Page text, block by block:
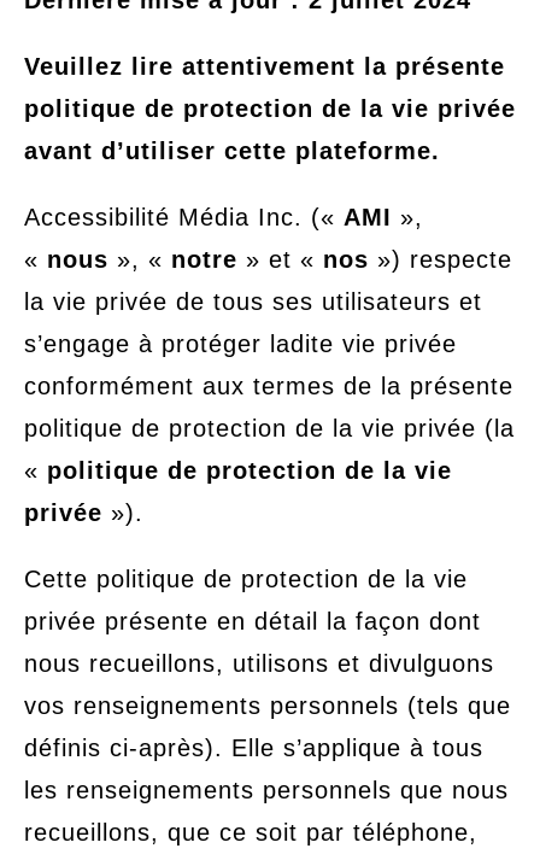
Veuillez lire attentivement la présente
politique de protection de la vie privée
avant d’utiliser cette plateforme.
Accessibilité Média Inc. (« AMI »,
« nous », « notre » et « nos ») respecte
la vie privée de tous ses utilisateurs et
s’engage à protéger ladite vie privée
conformément aux termes de la présente
politique de protection de la vie privée (la
« politique de protection de la vie
privée »).
Cette politique de protection de la vie
privée présente en détail la façon dont
nous recueillons, utilisons et divulguons
vos renseignements personnels (tels que
définis ci-après). Elle s’applique à tous
les renseignements personnels que nous
recueillons, que ce soit par téléphone,